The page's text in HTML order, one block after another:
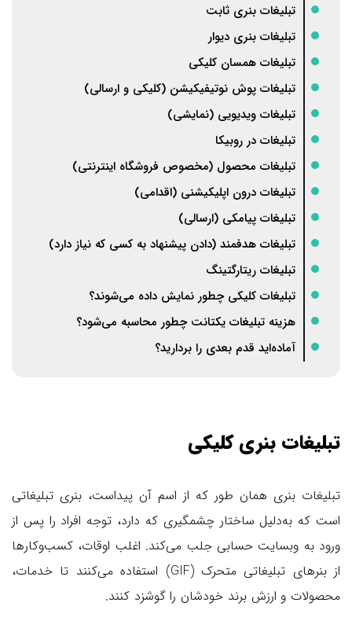
تبلیغات بنری ثابت
تبلیغات بنری دیوار
تبلیغات همسان کلیکی
تبلیغات پوش نوتیفیکیشن (کلیکی و ارسالی)
تبلیغات ویدیویی (نمایشی)
تبلیغات در روبیکا
تبلیغات محصول (مخصوص فروشگاه اینترنتی)
تبلیغات درون اپلیکیشنی (اقدامی)
تبلیغات پیامکی (ارسالی)
تبلیغات هدفمند (دادن پیشنهاد به کسی که نیاز دارد)
تبلیغات ریتارگتینگ
تبلیغات کلیکی چطور نمایش داده می‌شوند؟
هزینه تبلیغات یکتانت چطور محاسبه می‌شود؟
آماده‌اید قدم بعدی را بردارید؟
تبلیغات بنری کلیکی
تبلیغات بنری همان طور که از اسم آن پیداست، بنری تبلیغاتی
است که به‌دلیل ساختار چشمگیری که دارد، توجه افراد را پس از
ورود به وبسایت حسابی جلب می‌کند. اغلب اوقات، کسب‌وکارها
از بنرهای تبلیغاتی متحرک (GIF) استفاده می‌کنند تا خدمات،
محصولات و ارزش برند خودشان را گوشزد کنند.